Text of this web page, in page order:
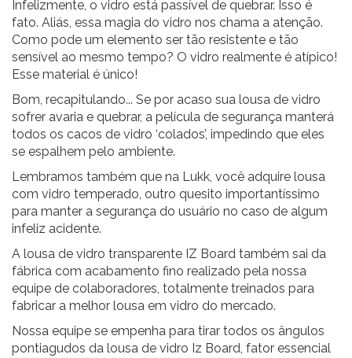
Infelizmente, o vidro está passível de quebrar. Isso é
fato. Aliás, essa magia do vidro nos chama a atenção.
Como pode um elemento ser tão resistente e tão
sensível ao mesmo tempo? O vidro realmente é atípico!
Esse material é único!
Bom, recapitulando... Se por acaso sua lousa de vidro
sofrer avaria e quebrar, a película de segurança manterá
todos os cacos de vidro ‘colados’, impedindo que eles
se espalhem pelo ambiente.
Lembramos também que na Lukk, você adquire lousa
com vidro temperado, outro quesito importantíssimo
para manter a segurança do usuário no caso de algum
infeliz acidente.
A lousa de vidro transparente IZ Board também sai da
fábrica com acabamento fino realizado pela nossa
equipe de colaboradores, totalmente treinados para
fabricar a melhor lousa em vidro do mercado.
Nossa equipe se empenha para tirar todos os ângulos
pontiagudos da lousa de vidro Iz Board, fator essencial